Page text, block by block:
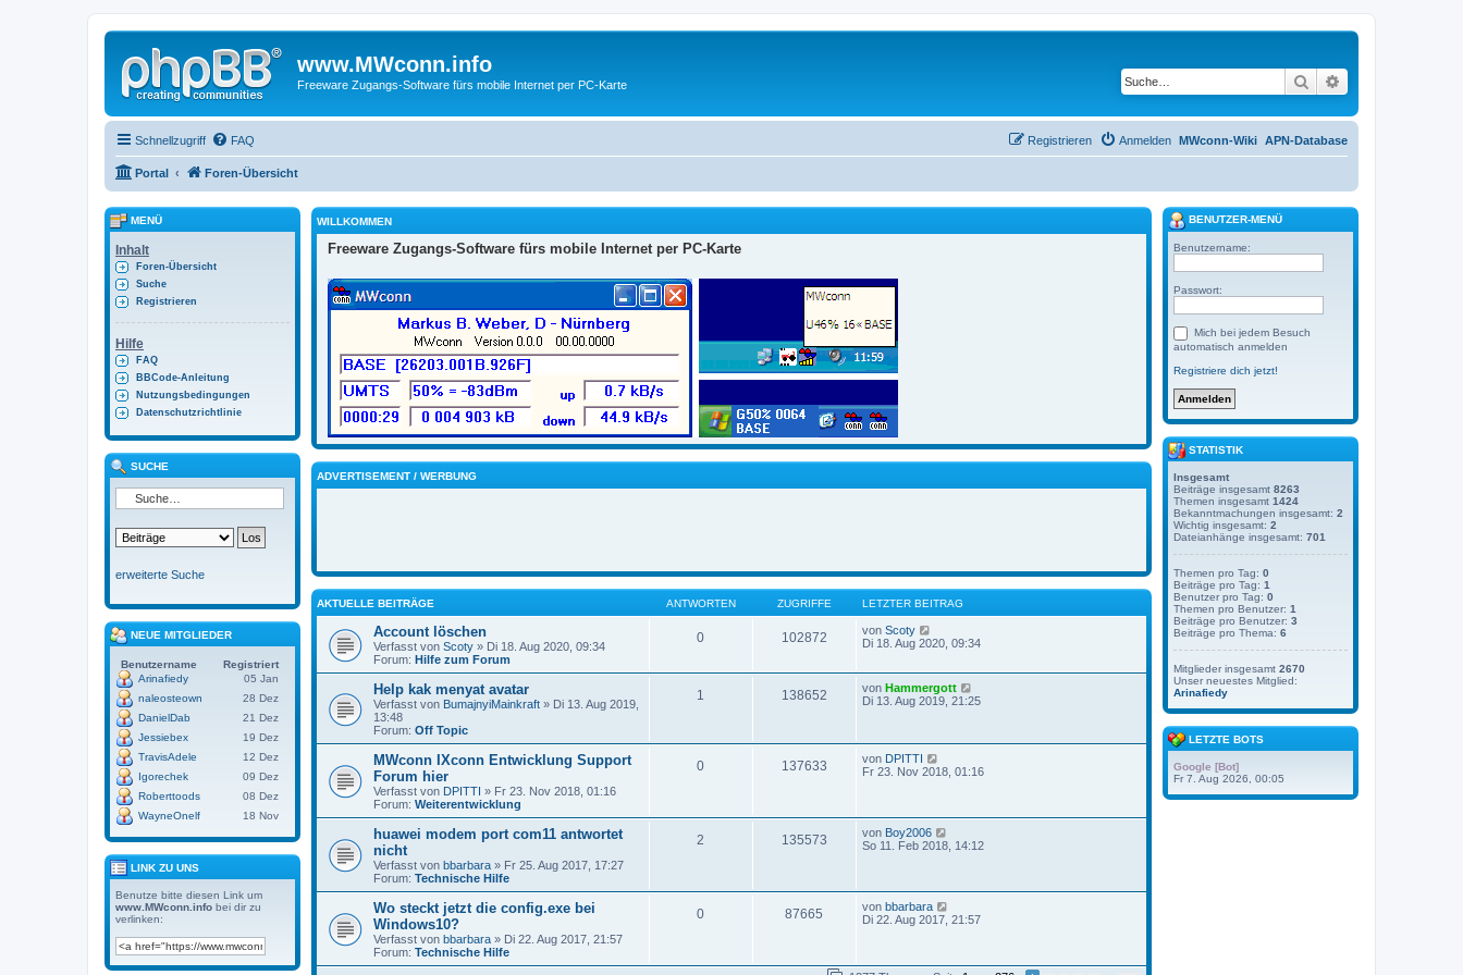
www.MWconn.info
Freeware Zugangs-Software fürs mobile Internet per PC-Karte Suche
Schnellzugriff FAQ APN-Database
MWconn-Wiki
Anmelden
Registrieren
Portal Foren-Übersicht
WILLKOMMEN
Freeware Zugangs-Software fürs mobile Internet per PC-Karte
ADVERTISEMENT / WERBUNG
AKTUELLE BEITRÄGE ANTWORTEN ZUGRIFFE LETZTER BEITRAG
Account löschen
Verfasst von Scoty » Di 18. Aug 2020, 09:34
Forum: Hilfe zum Forum
0 102872 von Scoty
e
t
e
e
i
t
Di 18. Aug 2020, 09:34
Help kak menyat avatar
Verfasst von BumajnyiMainkraft » Di 13. Aug 2019,
13:48
Forum: Off Topic
1 138652 von Hammergott
e
e
r
i
r
Di 13. Aug 2019, 21:25
MWconn IXconn Entwicklung Support
Forum hier
Verfasst von DPITTI » Fr 23. Nov 2018, 01:16
Forum: Weiterentwicklung
0 137633 von DPITTI
e
t
e
r
t
r
a
Fr 23. Nov 2018, 01:16
huawei modem port com11 antwortet
nicht
Verfasst von bbarbara » Fr 25. Aug 2017, 17:27
Forum: Technische Hilfe
2 135573 von Boy2006
e
t
r
So 11. Feb 2018, 14:12
Wo steckt jetzt die config.exe bei
Windows10?
Verfasst von bbarbara » Di 22. Aug 2017, 21:57
Forum: Technische Hilfe
0 87665 von bbarbara
e
t
Di 22. Aug 2017, 21:57
MENÜ
Inhalt
Foren-Übersicht
Suche
Registrieren
Hilfe
FAQ
BBCode-Anleitung
Nutzungsbedingungen
Datenschutzrichtlinie
SUCHE
erweiterte Suche
NEUE MITGLIEDER
Benutzername
Registriert
Arinafiedy
05 Jan
naleosteown
28 Dez
DanielDab
21 Dez
Jessiebex
19 Dez
TravisAdele
12 Dez
Igorechek
09 Dez
Roberttoods
08 Dez
WayneOnelf
18 Nov
LINK ZU UNS
Benutze bitte diesen Link um
www.MWconn.info bei dir zu
verlinken:
BENUTZER-MENÜ
Benutzername:
Passwort:
Mich bei jedem Besuch
automatisch anmelden
Registriere dich jetzt!
STATISTIK
Insgesamt
Beiträge insgesamt 8263
Themen insgesamt 1424
Bekanntmachungen insgesamt: 2
Wichtig insgesamt: 2
Dateianhänge insgesamt: 701
Themen pro Tag: 0
Beiträge pro Tag: 1
Benutzer pro Tag: 0
Themen pro Benutzer: 1
Beiträge pro Benutzer: 3
Beiträge pro Thema: 6
Mitglieder insgesamt 2670
Unser neuestes Mitglied:
Arinafiedy
LETZTE BOTS
Google [Bot]
Fr 7. Aug 2026, 00:05